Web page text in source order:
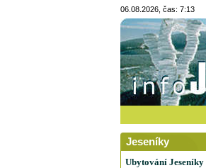
06.08.2026, čas: 7:13
Jeseníky
Ubytování Jeseníky